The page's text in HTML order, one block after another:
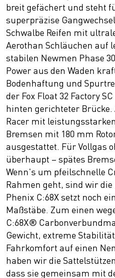
breit gefächert und steht
superpräzise
Schwalbe Reifen mit
Aerothan Schläuchen auf
stabilen Newmen Phase
Power aus den Waden
Bodenhaftung und
der Fox Float 32 Factory
hinten gerichteter
Racer mit
Bremsen mit 180 mm
ausgestattet. Für Vollgas
überhaupt – spätes
Wenn's um pfeilschnelle
Rahmen geht, sind wir
Phenix C:68X setzt noch
Maßstäbe. Zum einen
C:68X®
Gewicht, extreme
Fahrkomfort auf einen
haben wir die
dass sie gemeinsam mit